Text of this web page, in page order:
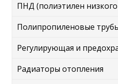
ПНД (полиэтилен
Полипропиленовые
Регулирующая и
Радиаторы отопления